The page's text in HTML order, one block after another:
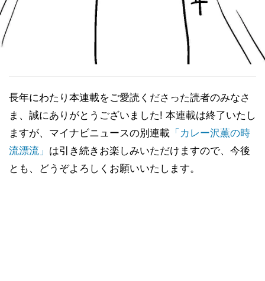
長年にわたり本連載をご愛読くださった読者のみなさ
ま、誠にありがとうございました! 本連載は終了いたし
ますが、マイナビニュースの別連載 「カレー沢薫の時
流漂流」 は引き続きお楽しみいただけますので、今後
とも、どうぞよろしくお願いいたします。